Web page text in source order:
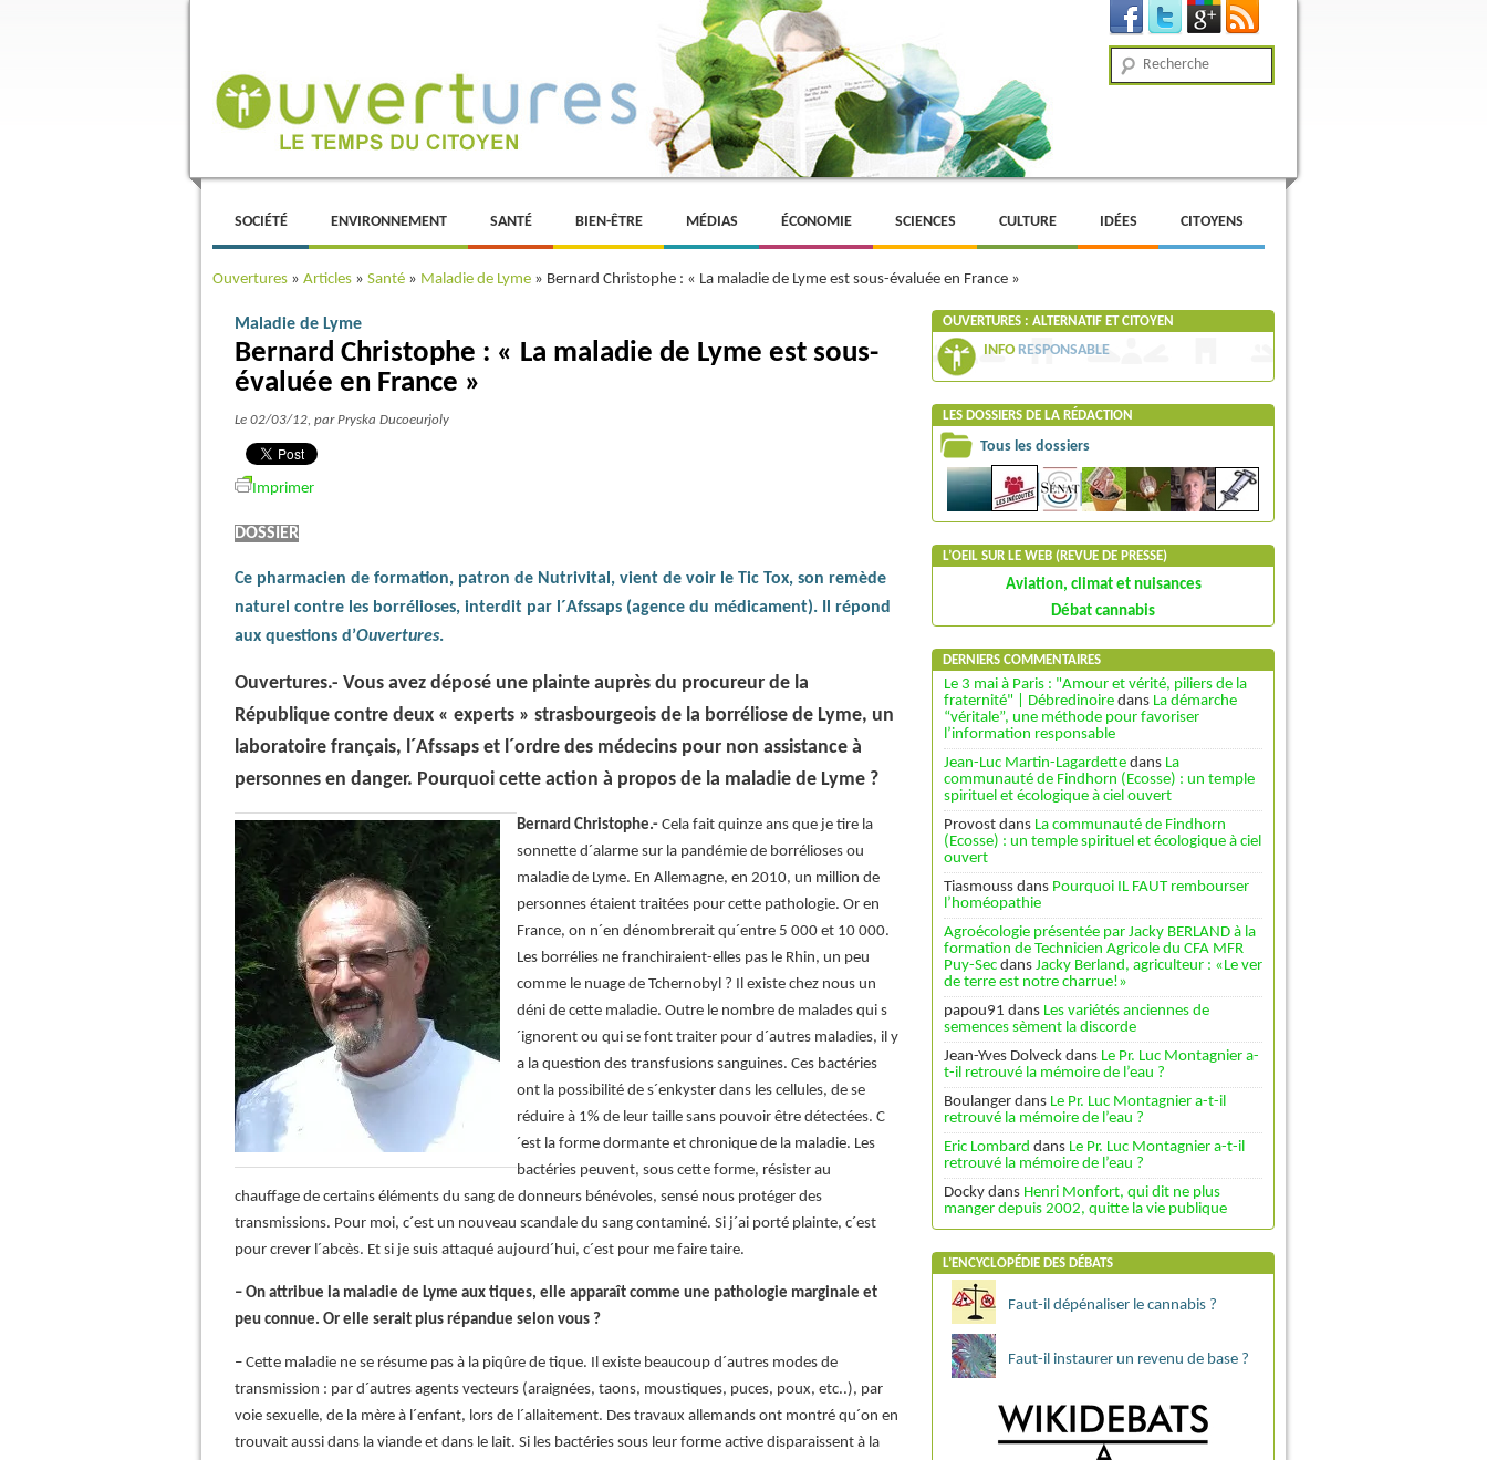
Recherche
Menu principal
ALLER AU CONTENU PRINCIPAL
ALLER AU CONTENU SECONDAIRE
SOCIÉTÉ ENVIRONNEMENT SANTÉ BIEN-ÊTRE MÉDIAS ÉCONOMIE SCIENCES CULTURE IDÉES CITOYENS
Ouvertures » Articles » Santé » Maladie de Lyme » Bernard Christophe : « La maladie de Lyme est sous-évaluée en France »
Maladie de Lyme
Bernard Christophe : « La maladie de Lyme est sous-
évaluée en France »
Le 02/03/12, par Pryska Ducoeurjoly
Imprimer
DOSSIER
Ce pharmacien de formation, patron de Nutrivital, vient de voir le Tic Tox, son remède
naturel contre les borrélioses, interdit par l´Afssaps (agence du médicament). Il répond
aux questions d’Ouvertures.
Ouvertures.- Vous avez déposé une plainte auprès du procureur de la
République contre deux « experts » strasbourgeois de la borréliose de Lyme, un
laboratoire français, l´Afssaps et l´ordre des médecins pour non assistance à
personnes en danger. Pourquoi cette action à propos de la maladie de Lyme ?
Bernard Christophe.- Cela fait quinze ans que je tire la
sonnette d´alarme sur la pandémie de borrélioses ou
maladie de Lyme. En Allemagne, en 2010, un million de
personnes étaient traitées pour cette pathologie. Or en
France, on n´en dénombrerait qu´entre 5 000 et 10 000.
Les borrélies ne franchiraient-elles pas le Rhin, un peu
comme le nuage de Tchernobyl ? Il existe chez nous un
déni de cette maladie. Outre le nombre de malades qui s
´ignorent ou qui se font traiter pour d´autres maladies, il y
a la question des transfusions sanguines. Ces bactéries
ont la possibilité de s´enkyster dans les cellules, de se
réduire à 1% de leur taille sans pouvoir être détectées. C
´est la forme dormante et chronique de la maladie. Les
bactéries peuvent, sous cette forme, résister au
chauffage de certains éléments du sang de donneurs bénévoles, sensé nous protéger des
transmissions. Pour moi, c´est un nouveau scandale du sang contaminé. Si j´ai porté plainte, c´est
pour crever l´abcès. Et si je suis attaqué aujourd´hui, c´est pour me faire taire.
– On attribue la maladie de Lyme aux tiques, elle apparaît comme une pathologie marginale et
peu connue. Or elle serait plus répandue selon vous ?
– Cette maladie ne se résume pas à la piqûre de tique. Il existe beaucoup d´autres modes de
transmission : par d´autres agents vecteurs (araignées, taons, moustiques, puces, poux, etc..), par
voie sexuelle, de la mère à l´enfant, lors de l´allaitement. Des travaux allemands ont montré qu´on en
trouvait aussi dans la viande et dans le lait. Si les bactéries sous leur forme active disparaissent à la
OUVERTURES : ALTERNATIF ET CITOYEN
INFO RESPONSABLE
LES DOSSIERS DE LA RÉDACTION
Tous les dossiers
L’OEIL SUR LE WEB (REVUE DE PRESSE)
Aviation, climat et nuisances
Débat cannabis
DERNIERS COMMENTAIRES
Le 3 mai à Paris : "Amour et vérité, piliers de la
fraternité" | Débredinoire dans La démarche
“véritale”, une méthode pour favoriser
l’information responsable
Jean-Luc Martin-Lagardette dans La
communauté de Findhorn (Ecosse) : un temple
spirituel et écologique à ciel ouvert
Provost dans La communauté de Findhorn
(Ecosse) : un temple spirituel et écologique à ciel
ouvert
Tiasmouss dans Pourquoi IL FAUT rembourser
l’homéopathie
Agroécologie présentée par Jacky BERLAND à la
formation de Technicien Agricole du CFA MFR
Puy-Sec dans Jacky Berland, agriculteur : «Le ver
de terre est notre charrue!»
papou91 dans Les variétés anciennes de
semences sèment la discorde
Jean-Yves Dolveck dans Le Pr. Luc Montagnier a-
t-il retrouvé la mémoire de l’eau ?
Boulanger dans Le Pr. Luc Montagnier a-t-il
retrouvé la mémoire de l’eau ?
Eric Lombard dans Le Pr. Luc Montagnier a-t-il
retrouvé la mémoire de l’eau ?
Docky dans Henri Monfort, qui dit ne plus
manger depuis 2002, quitte la vie publique
L’ENCYCLOPÉDIE DES DÉBATS
Faut-il dépénaliser le cannabis ?
Faut-il instaurer un revenu de base ?